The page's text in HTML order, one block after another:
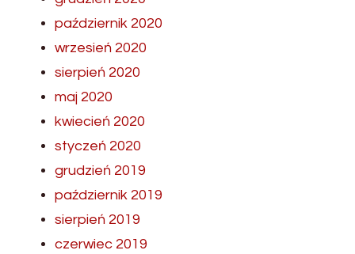
październik 2020
wrzesień 2020
sierpień 2020
maj 2020
kwiecień 2020
styczeń 2020
grudzień 2019
październik 2019
sierpień 2019
czerwiec 2019